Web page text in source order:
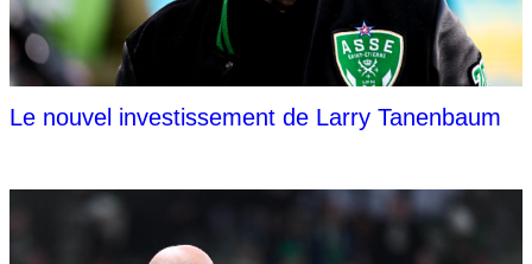
Le nouvel investissement de Larry Tanenbaum